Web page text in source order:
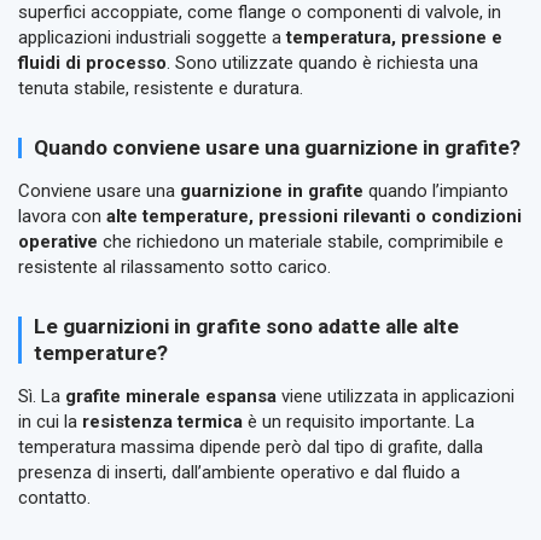
superfici accoppiate, come flange o componenti di valvole, in
applicazioni industriali soggette atemperatura, pressione e
fluidi di processo. Sono utilizzate quando è richiesta una
tenuta stabile, resistente e duratura.
Quando conviene usare una guarnizione in grafite?
Conviene usare una guarnizione in grafite quando l’impianto
lavora con alte temperature, pressioni rilevanti o condizioni
operative che richiedono un materiale stabile, comprimibile e
resistente al rilassamento sotto carico.
Le guarnizioni in grafite sono adatte alle alte
temperature?
Sì. La grafite minerale espansa viene utilizzata in applicazioni
in cui la resistenza termica è un requisito importante. La
temperatura massima dipende però dal tipo di grafite, dalla
presenza di inserti, dall’ambiente operativo e dal fluido a
contatto.